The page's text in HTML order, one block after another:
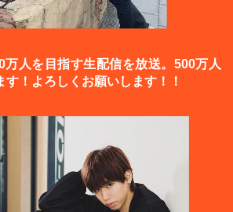
万人を目指す生配信を放送。500万人
す！よろしくお願いします！！